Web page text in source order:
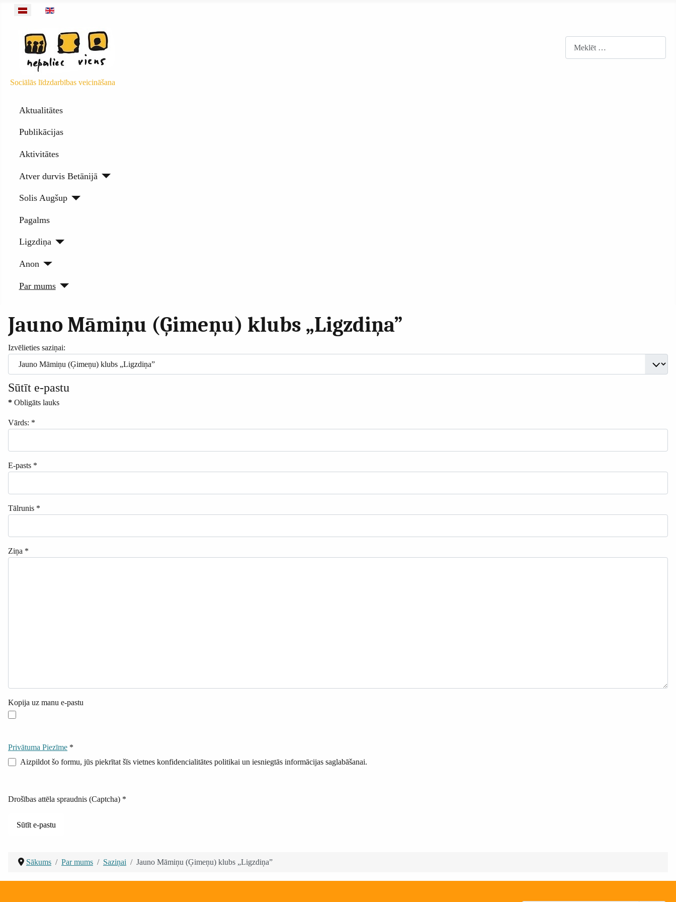
Izvēlieties valodu
Sociālās līdzdarbības veicināšana
Aktualitātes
Publikācijas
Aktivitātes
Atver durvis Betānijā
Solis Augšup
Pagalms
Ligzdiņa
Anon
Par mums
Jauno Māmiņu (Ģimeņu) klubs „Ligzdiņa”
Izvēlieties saziņai:
Sūtīt e-pastu
* Obligāts lauks
Vārds: *
E-pasts *
Tālrunis *
Ziņa *
Kopija uz manu e-pastu
Privātuma Piezīme *
Privātuma Piezīme
Aizpildot šo formu, jūs piekrītat šīs vietnes konfidencialitātes politikai un iesniegtās informācijas saglabāšanai.
Drošības attēla spraudnis (Captcha) *
Sūtīt e-pastu
Sākums Par mums Saziņai Jauno Māmiņu (Ģimeņu) klubs „Ligzdiņa”